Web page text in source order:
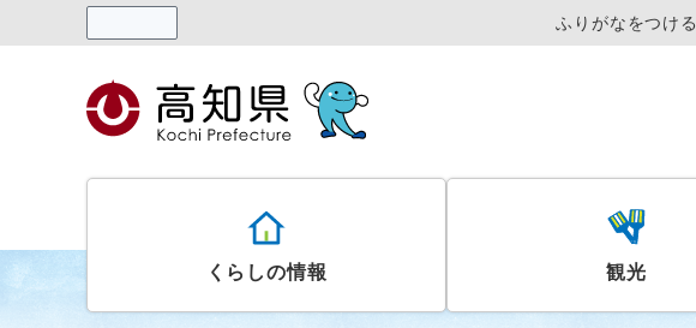
ふりがなをつける
くらしの情報 観光